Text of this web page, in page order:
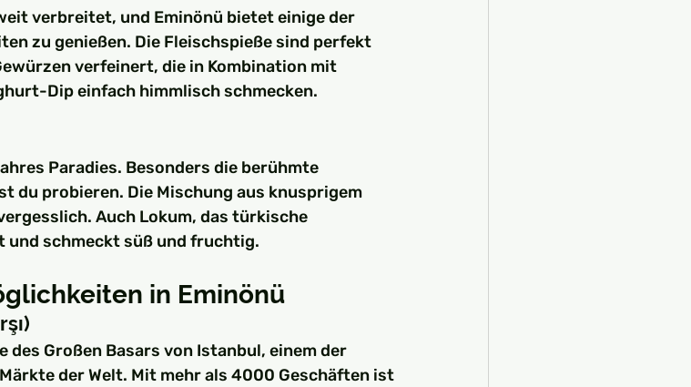
verbreitet, und Eminönü bietet einige der
zu genießen. Die Fleischspieße sind perfekt
verfeinert, die in Kombination mit
Dip einfach himmlisch schmecken.
Paradies. Besonders die berühmte
du probieren. Die Mischung aus knusprigem
Auch Lokum, das türkische
und schmeckt süß und fruchtig.
in Eminönü
Großen Basars von Istanbul, einem der
der Welt. Mit mehr als 4000 Geschäften ist